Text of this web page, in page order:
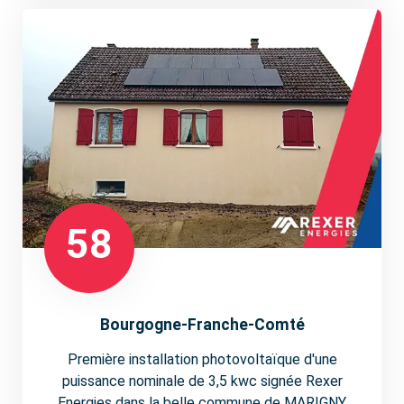
58
Bourgogne-Franche-Comté
Première installation photovoltaïque d'une
puissance nominale de 3,5 kwc signée Rexer